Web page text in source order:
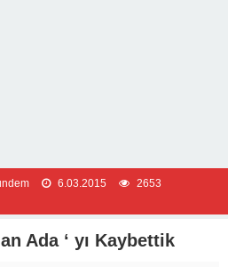
6.03.2015
2653
Ada ‘ yı Kaybettik